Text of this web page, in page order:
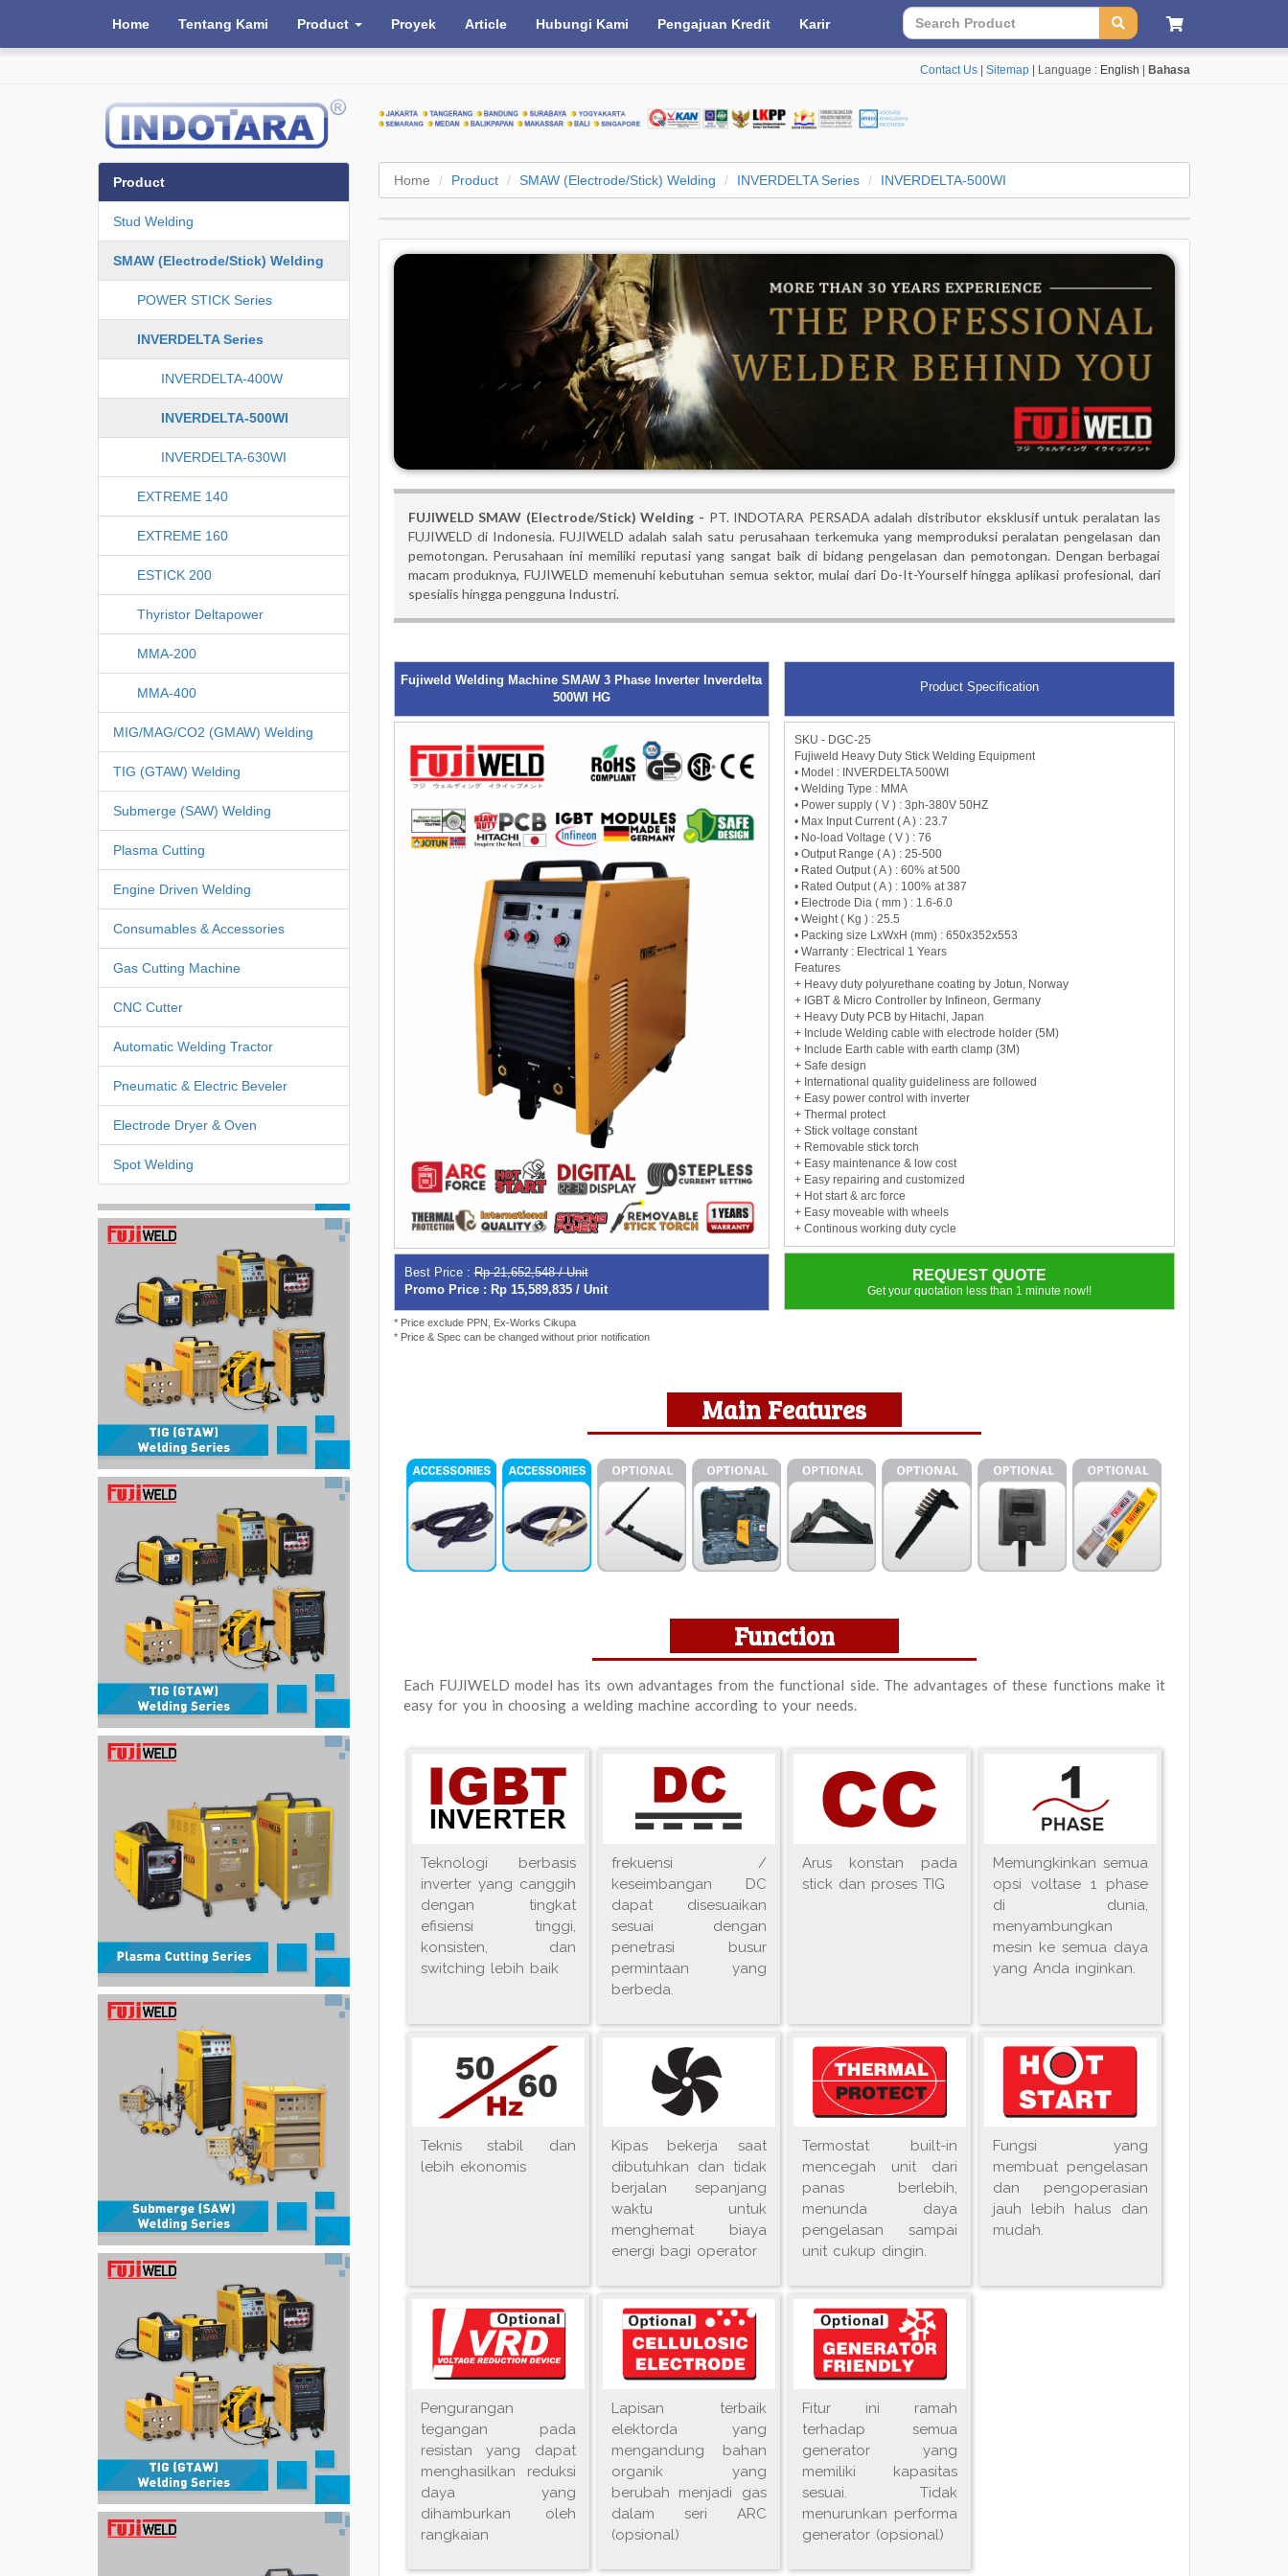
Contact Us Sitemap | Language : English Bahasa
Home Tentang Kami Product Proyek Article Hubungi Kami Pengajuan Kredit Karir
Home Product SMAW (Electrode/Stick) Welding INVERDELTA Series INVERDELTA-500WI
FUJIWELD SMAW (Electrode/Stick) Welding - PT. INDOTARA PERSADA adalah distributor eksklusif untuk peralatan las
FUJIWELD di Indonesia. FUJIWELD adalah salah satu perusahaan terkemuka yang memproduksi peralatan pengelasan dan
pemotongan. Perusahaan ini memiliki reputasi yang sangat baik di bidang pengelasan dan pemotongan. Dengan berbagai
macam produknya, FUJIWELD memenuhi kebutuhan semua sektor, mulai dari Do-It-Yourself hingga aplikasi profesional, dari
spesialis hingga pengguna Industri.
Fujiweld Welding Machine SMAW 3 Phase Inverter Inverdelta
500WI HG
Product Specification
Best Price :Rp 21,652,548 / Unit
Promo Price : Rp 15,589,835 / Unit
* Price exclude PPN, Ex-Works Cikupa
* Price & Spec can be changed without prior notification
SKU - DGC-25
Fujiweld Heavy Duty Stick Welding Equipment
• Model : INVERDELTA 500WI
• Welding Type : MMA
• Power supply ( V ) : 3ph-380V 50HZ
• Max Input Current ( A ) : 23.7
• No-load Voltage ( V ) : 76
• Output Range ( A ) : 25-500
• Rated Output ( A ) : 60% at 500
• Rated Output ( A ) : 100% at 387
• Electrode Dia ( mm ) : 1.6-6.0
• Weight ( Kg ) : 25.5
• Packing size LxWxH (mm) : 650x352x553
• Warranty : Electrical 1 Years
Features
+ Heavy duty polyurethane coating by Jotun, Norway
+ IGBT & Micro Controller by Infineon, Germany
+ Heavy Duty PCB by Hitachi, Japan
+ Include Welding cable with electrode holder (5M)
+ Include Earth cable with earth clamp (3M)
+ Safe design
+ International quality guideliness are followed
+ Easy power control with inverter
+ Thermal protect
+ Stick voltage constant
+ Removable stick torch
+ Easy maintenance & low cost
+ Easy repairing and customized
+ Hot start & arc force
+ Easy moveable with wheels
+ Continous working duty cycle
REQUEST QUOTE
Get your quotation less than 1 minute now!!
Main Features
Function
Each FUJIWELD model has its own advantages from the functional side. The advantages of these functions make it
easy for you in choosing a welding machine according to your needs.
Teknologi berbasis
inverter yang canggih
dengan tingkat
efisiensi tinggi,
konsisten, dan
switching lebih baik
frekuensi /
keseimbangan DC
dapat disesuaikan
sesuai dengan
penetrasi busur
permintaan yang
berbeda.
Arus konstan pada
stick dan proses TIG
Memungkinkan semua
opsi voltase 1 phase
di dunia,
menyambungkan
mesin ke semua daya
yang Anda inginkan.
Teknis stabil dan
lebih ekonomis
Kipas bekerja saat
dibutuhkan dan tidak
berjalan sepanjang
waktu untuk
menghemat biaya
energi bagi operator
Termostat built-in
mencegah unit dari
panas berlebih,
menunda daya
pengelasan sampai
unit cukup dingin.
Fungsi yang
membuat pengelasan
dan pengoperasian
jauh lebih halus dan
mudah.
Pengurangan
tegangan pada
resistan yang dapat
menghasilkan reduksi
daya yang
dihamburkan oleh
rangkaian
Lapisan terbaik
elektorda yang
mengandung bahan
organik yang
berubah menjadi gas
dalam seri ARC
(opsional)
Fitur ini ramah
terhadap semua
generator yang
memiliki kapasitas
sesuai. Tidak
menurunkan performa
generator (opsional)
Product
Stud Welding
SMAW (Electrode/Stick) Welding
POWER STICK Series
INVERDELTA Series
INVERDELTA-400W
INVERDELTA-500WI
INVERDELTA-630WI
EXTREME 140
EXTREME 160
ESTICK 200
Thyristor Deltapower
MMA-200
MMA-400
MIG/MAG/CO2 (GMAW) Welding
TIG (GTAW) Welding
Submerge (SAW) Welding
Plasma Cutting
Engine Driven Welding
Consumables & Accessories
Gas Cutting Machine
CNC Cutter
Automatic Welding Tractor
Pneumatic & Electric Beveler
Electrode Dryer & Oven
Spot Welding